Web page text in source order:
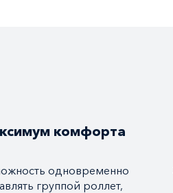
комфорта
одновременно
группой роллет,